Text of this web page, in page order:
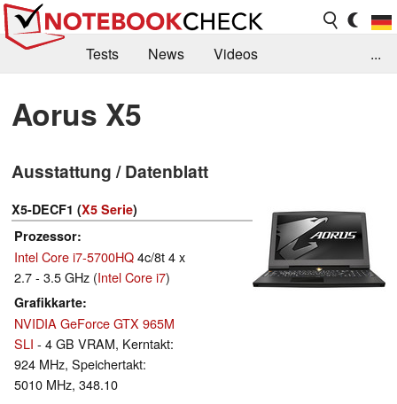
Tests News
Videos
Kaufberatung
Deals
Forum
...
Aorus X5
Ausstattung / Datenblatt
X5-DECF1 (X5 Serie)
Prozessor
Intel Core i7-5700HQ4c/8t 4 x
2.7 - 3.5 GHz (Intel Core i7)
Grafikkarte
NVIDIA GeForce GTX 965M
SLI - 4 GB VRAM, Kerntakt:
924 MHz, Speichertakt:
5010 MHz, 348.10